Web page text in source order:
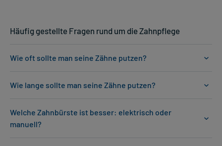
Häufig gestellte Fragen rund um die Zahnpflege
Wie oft sollte man seine Zähne putzen?
Wie lange sollte man seine Zähne putzen?
Welche Zahnbürste ist besser: elektrisch oder
manuell?